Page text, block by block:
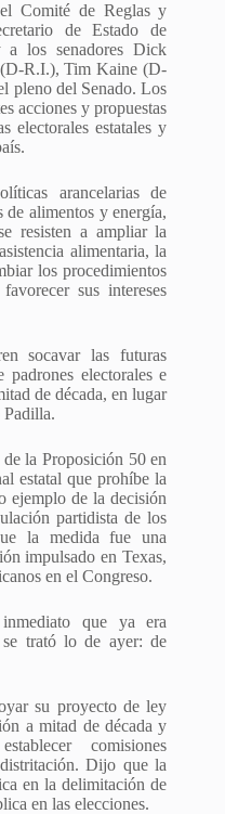
Comité de Reglas y
de Estado de
los senadores Dick
R.I.), Tim Kaine (D-
pleno del Senado. Los
acciones y propuestas
electorales estatales y
arancelarias de
alimentos y energía,
resisten a ampliar la
alimentaria, la
los procedimientos
sus intereses
socavar las futuras
padrones electorales e
de década, en lugar
Padilla.
la Proposición 50 en
estatal que prohíbe la
ejemplo de la decisión
partidista de los
la medida fue una
impulsado en Texas,
en el Congreso.
que ya era
trató lo de ayer: de
su proyecto de ley
a mitad de década y
comisiones
Dijo que la
en la delimitación de
en las elecciones.